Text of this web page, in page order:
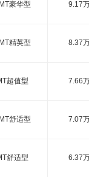
豪华型 9.17
精英型 8.37
超值型 7.66
舒适型 7.07
舒适型 6.37